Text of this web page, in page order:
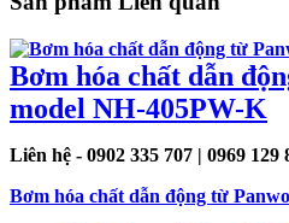
Bơm hóa chất dẫn
model NH-405PW-K
Liên hệ - 0902 335 707 | 0969 129
Bơm hóa chất dẫn động từ